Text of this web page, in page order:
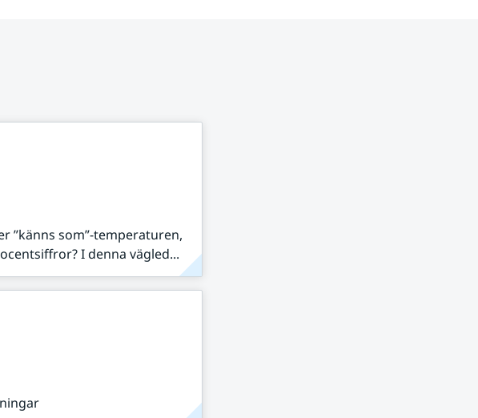
”känns som”-temperaturen,
I denna vägled...